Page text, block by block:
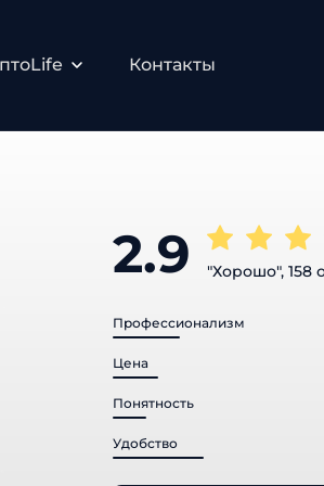
Контакты
2.9 "Хорошо", 158
Профессионализм
Цена
Понятность
Удобство